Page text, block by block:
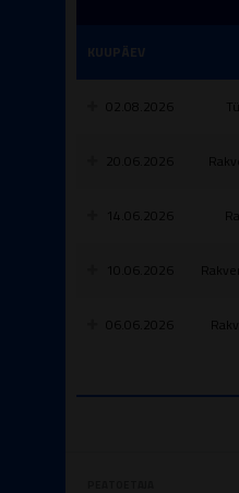
KUUPÄEV
14.06.2026